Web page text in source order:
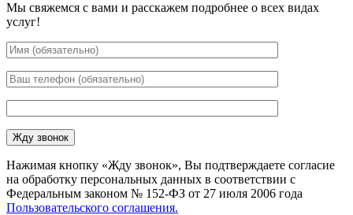
Мы свяжемся с вами и расскажем подробнее о всех видах
услуг!
Нажимая кнопку «Жду звонок», Вы подтверждаете согласие
на обработку персональных данных в соответствии с
Федеральным законом № 152-ФЗ от 27 июля 2006 года
Пользовательского соглашения.